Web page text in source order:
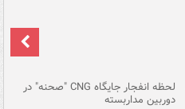
لحظه انفجار جایگاه CNG "صحنه" در
دوربین مداربسته